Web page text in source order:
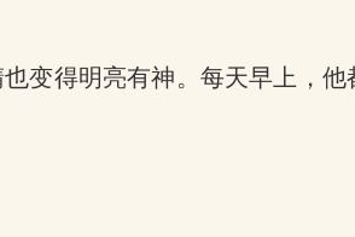
变得明亮有神。每天早上，